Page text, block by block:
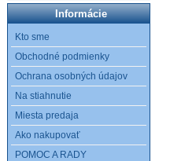
Informácie
Kto sme
Obchodné podmienky
Ochrana osobných údajov
Na stiahnutie
Miesta predaja
Ako nakupovať
POMOC A RADY